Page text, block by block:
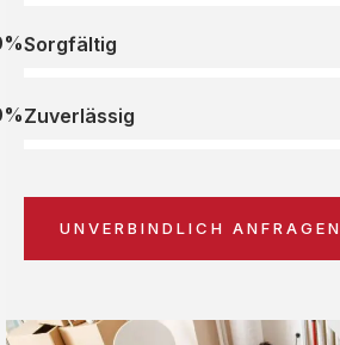
Sorgfältig
Zuverlässig
UNVERBINDLICH ANFRAGEN